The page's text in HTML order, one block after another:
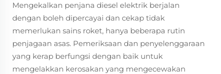
Mengekalkan penjana diesel elektrik berjalan
dengan boleh dipercayai dan cekap tidak
memerlukan sains roket, hanya beberapa rutin
penjagaan asas. Pemeriksaan dan penyelenggaraan
yang kerap berfungsi dengan baik untuk
mengelakkan kerosakan yang mengecewakan